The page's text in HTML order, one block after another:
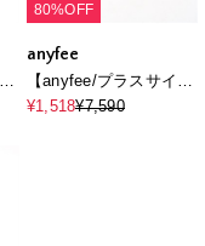
80%OFF
anyfee
【anyfee/プラスサイ
ズ】ストレッチローヒ
¥1,518¥7,590